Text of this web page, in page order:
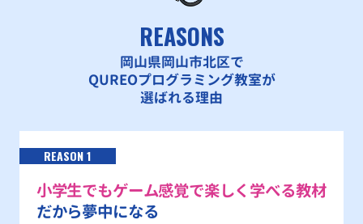
REASONS
岡山県岡山市北区で
QUREOプログラミング教室が
選ばれる理由
REASON 1
小学生でもゲーム感覚で楽しく学べる教材
だから夢中になる